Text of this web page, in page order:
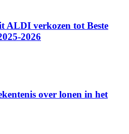
ALDI verkozen tot Beste
2026
over lonen in het